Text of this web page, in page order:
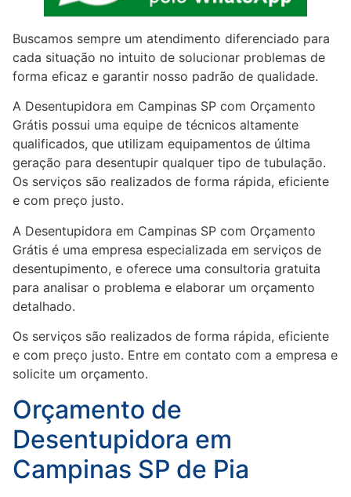
Buscamos sempre um atendimento diferenciado para
cada situação no intuito de solucionar problemas de
forma eficaz e garantir nosso padrão de qualidade.
A Desentupidora em Campinas SP com Orçamento
Grátis possui uma equipe de técnicos altamente
qualificados, que utilizam equipamentos de última
geração para desentupir qualquer tipo de tubulação.
Os serviços são realizados de forma rápida, eficiente
e com preço justo.
A Desentupidora em Campinas SP com Orçamento
Grátis é uma empresa especializada em serviços de
desentupimento, e oferece uma consultoria gratuita
para analisar o problema e elaborar um orçamento
detalhado.
Os serviços são realizados de forma rápida, eficiente
e com preço justo. Entre em contato com a empresa e
solicite um orçamento.
Orçamento de
Desentupidora em
Campinas SP de Pia